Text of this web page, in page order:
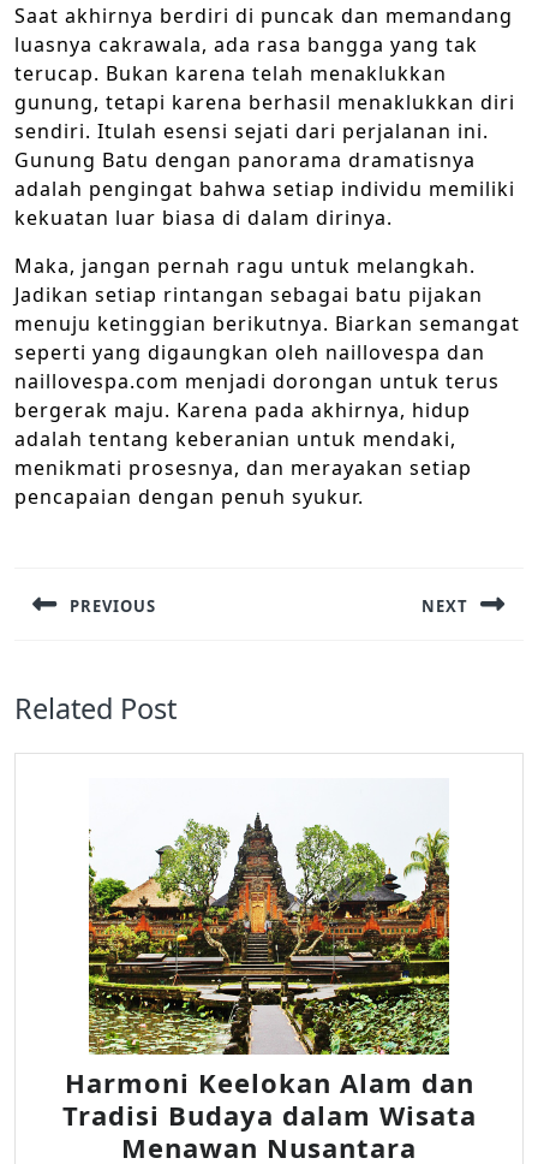
Saat akhirnya berdiri di puncak dan memandang
luasnya cakrawala, ada rasa bangga yang tak
terucap. Bukan karena telah menaklukkan
gunung, tetapi karena berhasil menaklukkan diri
sendiri. Itulah esensi sejati dari perjalanan ini.
Gunung Batu dengan panorama dramatisnya
adalah pengingat bahwa setiap individu memiliki
kekuatan luar biasa di dalam dirinya.
Maka, jangan pernah ragu untuk melangkah.
Jadikan setiap rintangan sebagai batu pijakan
menuju ketinggian berikutnya. Biarkan semangat
seperti yang digaungkan oleh naillovespa dan
naillovespa.com menjadi dorongan untuk terus
bergerak maju. Karena pada akhirnya, hidup
adalah tentang keberanian untuk mendaki,
menikmati prosesnya, dan merayakan setiap
pencapaian dengan penuh syukur.
PREVIOUS NEXT
Related Post
Harmoni Keelokan Alam dan
Tradisi Budaya dalam Wisata
Menawan Nusantara